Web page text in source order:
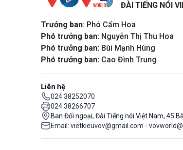
ĐÀI TIẾNG NÓI
Trưởng ban: Phó Cẩm Hoa
Phó trưởng ban: Nguyễn Thị Thu Hoa
Phó trưởng ban: Bùi Mạnh Hùng
Phó trưởng ban: Cao Đình Trung
Liên hệ
024 38252070
024 38266707
Ban Đối ngoại, Đài Tiếng nói Việt Nam, 45
Email: vietkieuvov@gmail.com -